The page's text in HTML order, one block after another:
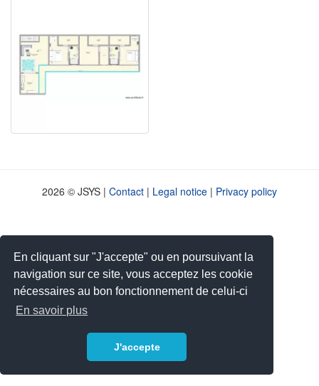
En cliquant sur "J'accepte" ou en poursuivant la
navigation sur ce site, vous acceptez les cookie
nécessaires au bon fonctionnement de celui-ci
En savoir plus
J'accepte
2026 © JSYS | Contact | Legal notice | Privacy policy